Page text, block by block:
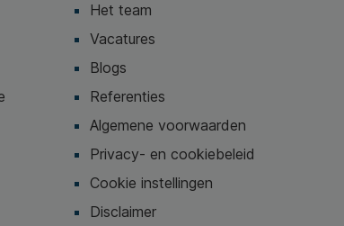
Het team
Vacatures
Blogs
Referenties
Algemene voorwaarden
Privacy- en cookiebeleid
Cookie instellingen
Disclaimer